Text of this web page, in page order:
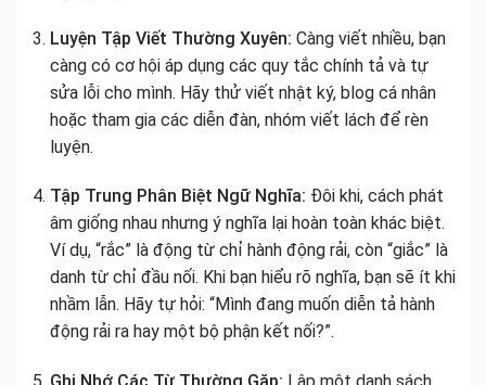
Luyện Tập Viết Thường Xuyên: Càng viết nhiều, bạn
càng có cơ hội áp dụng các quy tắc chính tả và tự
sửa lỗi cho mình. Hãy thử viết nhật ký, blog cá nhân
hoặc tham gia các diễn đàn, nhóm viết lách để rèn
luyện.
Tập Trung Phân Biệt Ngữ Nghĩa: Đôi khi, cách phát
âm giống nhau nhưng ý nghĩa lại hoàn toàn khác biệt.
Ví dụ, “rắc” là động từ chỉ hành động rải, còn “giắc” là
danh từ chỉ đầu nối. Khi bạn hiểu rõ nghĩa, bạn sẽ ít khi
nhầm lẫn. Hãy tự hỏi: “Mình đang muốn diễn tả hành
động rải ra hay một bộ phận kết nối?”.